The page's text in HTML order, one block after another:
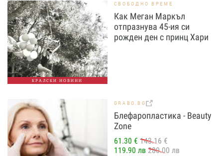
КРАЛСКИ НОВИНИ
СВОБОДНО ВРЕМЕ
Как Меган Маркъл
отпразнува 45-ия си
рожден ден с принц Хари
GRABO.BG
Блефаропластика - Beauty
Zone
61.30 € 143.16 €
119.90 лв 280.00 лв